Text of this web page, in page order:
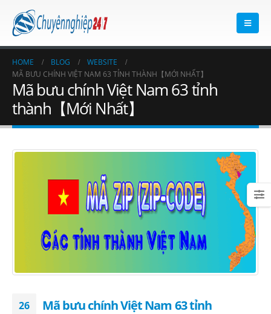
HOME BLOG
WEBSITE
MÃ BƯU CHÍNH VIỆT NAM 63 TỈNH THÀNH【MỚI NHẤT】
Mã bưu chính Việt Nam 63 tỉnh
thành【Mới Nhất】
26
Mã bưu chính Việt Nam 63 tỉnh